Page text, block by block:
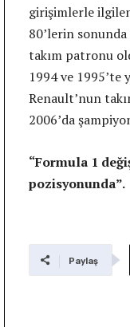
girişimlerle
80’lerin
takım patronu
1994 ve
Renault’nun
2006’da
“Formula 1
pozisyonunda”.
Paylaş